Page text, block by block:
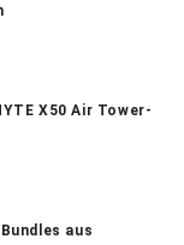
X50 Air Tower-
aus